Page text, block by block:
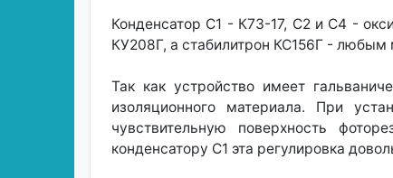
Конденсатор С1 - К73-17, С2 и С4 -
КУ208Г, а стабилитрон КС156Г -
Так как устройство имеет
изоляционного материала. При
чувствительную поверхность
конденсатору С1 эта регулировка